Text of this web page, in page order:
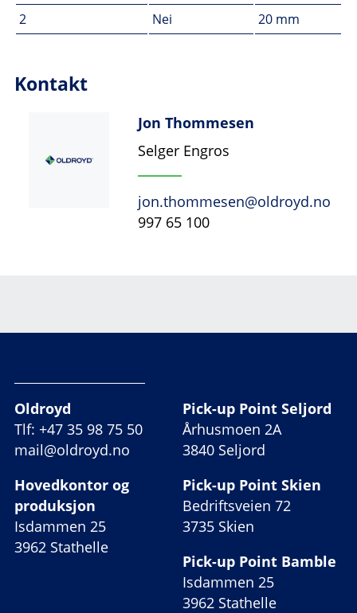
2
Nei 20 mm
Kontakt
Jon Thommesen
Selger Engros
jon.thommesen@oldroyd.no
997 65 100
Oldroyd
Tlf: +47 35 98 75 50
mail@oldroyd.no
Hovedkontor og
produksjon
Isdammen 25
3962 Stathelle
Pick-up Point Seljord
Århusmoen 2A
3840 Seljord
Pick-up Point Skien
Bedriftsveien 72
3735 Skien
Pick-up Point Bamble
Isdammen 25
3962 Stathelle